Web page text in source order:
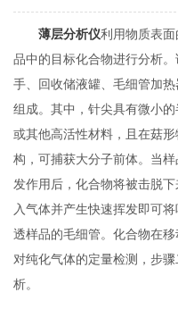
薄层分析仪利用物质表
品中的目标化合物进行分析
手、回收储液罐、毛细管加
组成。其中，针尖具有微小
或其他高活性材料，且在菇
构，可捕获大分子前体。当
发作用后，化合物将被击脱
入气体并产生快速挥发即可
透样品的毛细管。化合物在
对纯化气体的定量检测，步
析。